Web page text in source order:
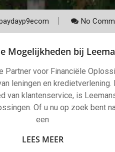
No
Mogelijkheden bij
Partner voor Financiële
leningen en kredietverlening.
van klantenservice, is
Of u nu op zoek bent
een
LEES MEER